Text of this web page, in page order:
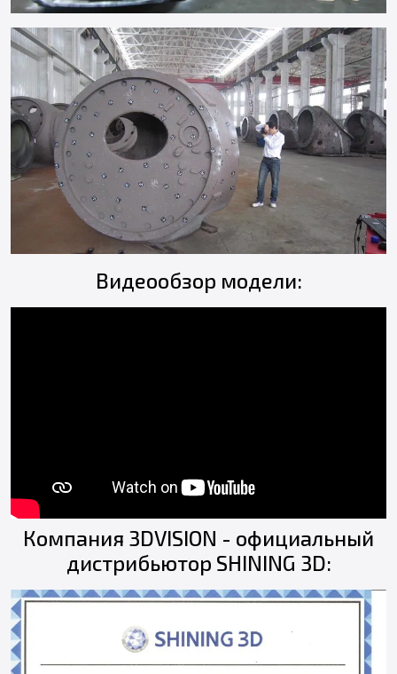
Видеообзор модели:
Компания 3DVISION - официальный
дистрибьютор SHINING 3D: